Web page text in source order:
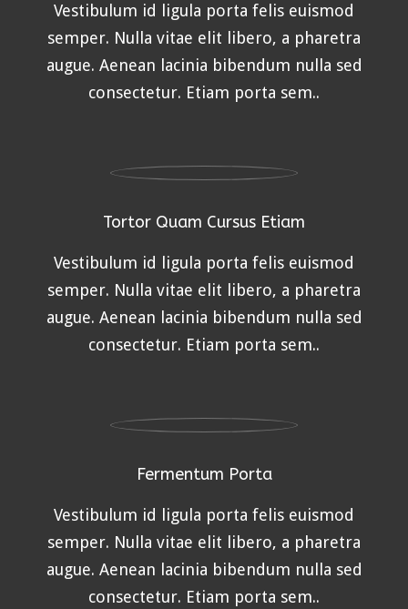
Vestibulum id ligula porta felis euismod
semper. Nulla vitae elit libero, a pharetra
augue. Aenean lacinia bibendum nulla sed
consectetur. Etiam porta sem..
Tortor Quam Cursus Etiam
Vestibulum id ligula porta felis euismod
semper. Nulla vitae elit libero, a pharetra
augue. Aenean lacinia bibendum nulla sed
consectetur. Etiam porta sem..
Fermentum Porta
Vestibulum id ligula porta felis euismod
semper. Nulla vitae elit libero, a pharetra
augue. Aenean lacinia bibendum nulla sed
consectetur. Etiam porta sem..